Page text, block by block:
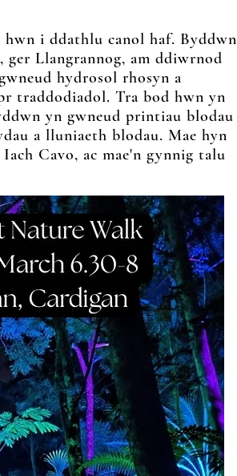
i ddathlu canol haf. Byddwn
Llangrannog, am ddiwrnod
hydrosol rhosyn a
traddodiadol. Tra bod hwn yn
yn gwneud printiau blodau
a lluniaeth blodau. Mae hyn
Cavo, ac mae'n gynnig talu